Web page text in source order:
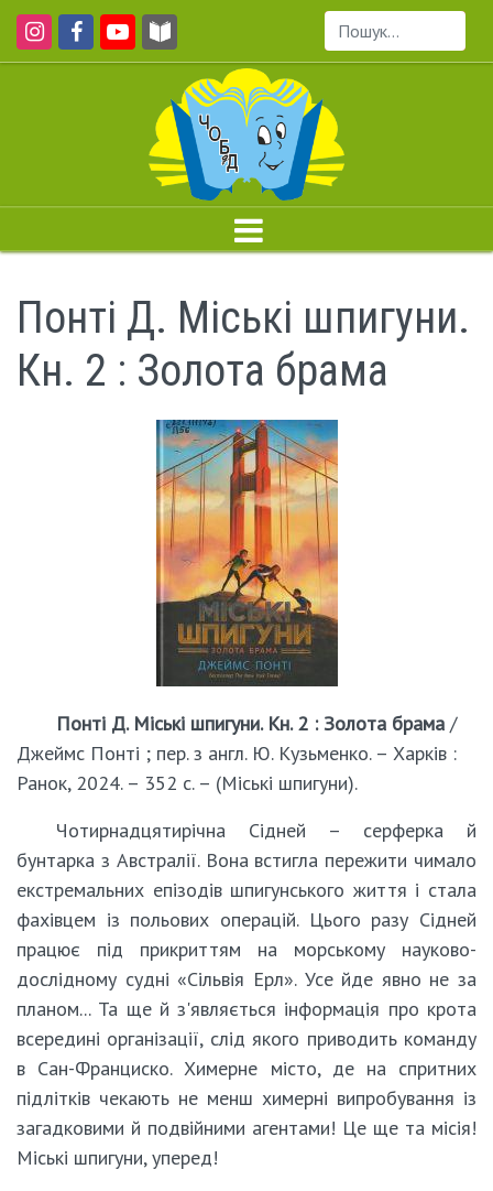
Пошук...
Понті Д. Міські шпигуни.
Кн. 2 : Золота брама
Понті Д. Міські шпигуни. Кн. 2 : Золота брама /
Джеймс Понті ; пер. з англ. Ю. Кузьменко. – Харків :
Ранок, 2024. – 352 с. – (Міські шпигуни).
Чотирнадцятирічна Сідней – серферка й
бунтарка з Австралії. Вона встигла пережити чимало
екстремальних епізодів шпигунського життя і стала
фахівцем із польових операцій. Цього разу Сідней
працює під прикриттям на морському науково-
дослідному судні «Сільвія Ерл». Усе йде явно не за
планом... Та ще й з'являється інформація про крота
всередині організації, слід якого приводить команду
в Сан-Франциско. Химерне місто, де на спритних
підлітків чекають не менш химерні випробування із
загадковими й подвійними агентами! Це ще та місія!
Міські шпигуни, уперед!